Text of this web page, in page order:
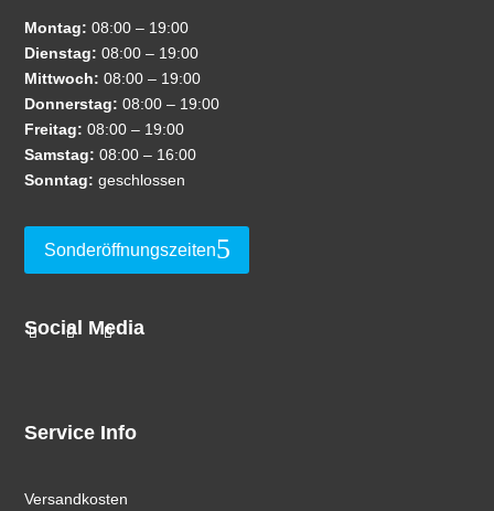
Montag: 08:00 – 19:00
Dienstag: 08:00 – 19:00
Mittwoch: 08:00 – 19:00
Donnerstag: 08:00 – 19:00
Freitag: 08:00 – 19:00
Samstag: 08:00 – 16:00
Sonntag: geschlossen
Sonderöffnungszeiten
Social Media
Service Info
Versandkosten